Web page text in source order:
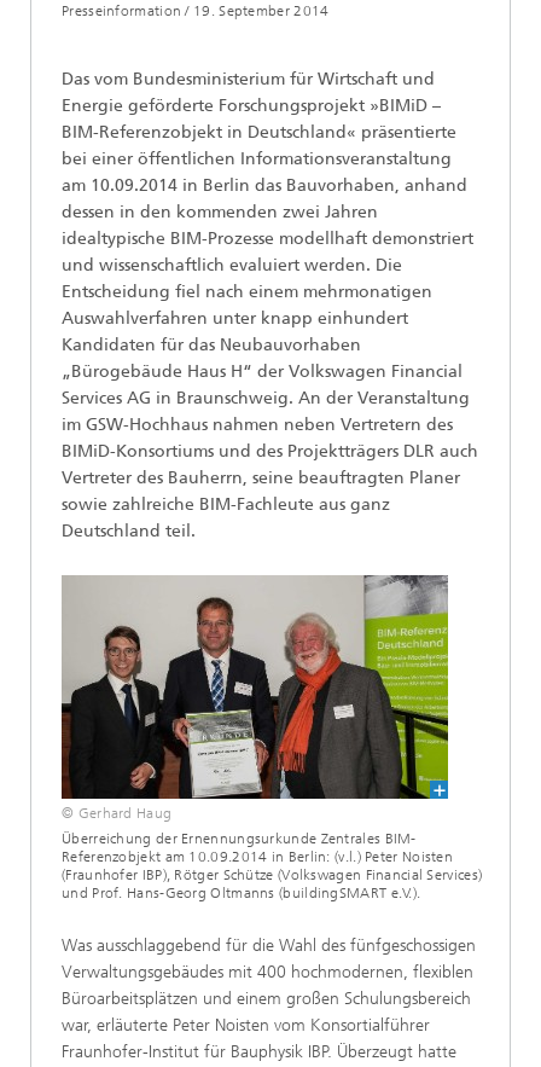
Presseinformation / 19. September 2014
Das vom Bundesministerium für Wirtschaft und
Energie geförderte Forschungsprojekt »BIMiD –
BIM-Referenzobjekt in Deutschland« präsentierte
bei einer öffentlichen Informationsveranstaltung
am 10.09.2014 in Berlin das Bauvorhaben, anhand
dessen in den kommenden zwei Jahren
idealtypische BIM-Prozesse modellhaft demonstriert
und wissenschaftlich evaluiert werden. Die
Entscheidung fiel nach einem mehrmonatigen
Auswahlverfahren unter knapp einhundert
Kandidaten für das Neubauvorhaben
„Bürogebäude Haus H“ der Volkswagen Financial
Services AG in Braunschweig. An der Veranstaltung
im GSW-Hochhaus nahmen neben Vertretern des
BIMiD-Konsortiums und des Projektträgers DLR auch
Vertreter des Bauherrn, seine beauftragten Planer
sowie zahlreiche BIM-Fachleute aus ganz
Deutschland teil.
© Gerhard Haug
Überreichung der Ernennungsurkunde Zentrales BIM-
Referenzobjekt am 10.09.2014 in Berlin: (v.l.) Peter Noisten
(Fraunhofer IBP), Rötger Schütze (Volkswagen Financial Services)
und Prof. Hans-Georg Oltmanns (buildingSMART e.V.).
Was ausschlaggebend für die Wahl des fünfgeschossigen
Verwaltungsgebäudes mit 400 hochmodernen, flexiblen
Büroarbeitsplätzen und einem großen Schulungsbereich
war, erläuterte Peter Noisten vom Konsortialführer
Fraunhofer-Institut für Bauphysik IBP. Überzeugt hatte